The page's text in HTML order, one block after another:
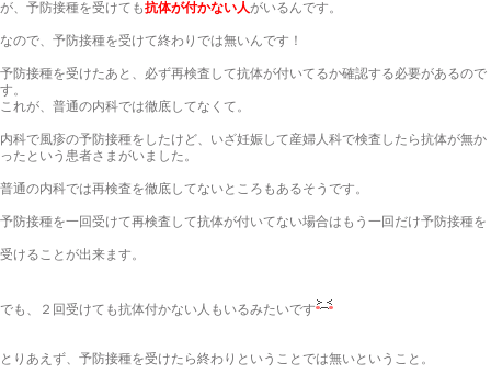
が、予防接種を受けても抗体が付かない人がいるんです。
なので、予防接種を受けて終わりでは無いんです！
予防接種を受けたあと、必ず再検査して抗体が付いてるか確認する必要があるので
す。
これが、普通の内科では徹底してなくて。
内科で風疹の予防接種をしたけど、いざ妊娠して産婦人科で検査したら抗体が無か
ったという患者さまがいました。
普通の内科では再検査を徹底してないところもあるそうです。
予防接種を一回受けて再検査して抗体が付いてない場合はもう一回だけ予防接種を
受けることが出来ます。
でも、２回受けても抗体付かない人もいるみたいです
とりあえず、予防接種を受けたら終わりということでは無いということ。